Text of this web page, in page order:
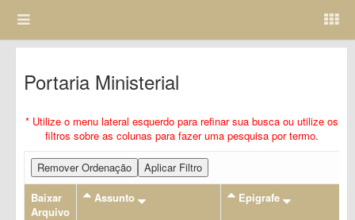
Portaria Ministerial
* Utilize o menu lateral esquerdo para refinar sua busca ou utilize os
filtros sobre as colunas para fazer uma pesquisa por termo.
Remover Ordenação
Aplicar Filtro
Baixar
Arquivo
Assunto Epigrafe